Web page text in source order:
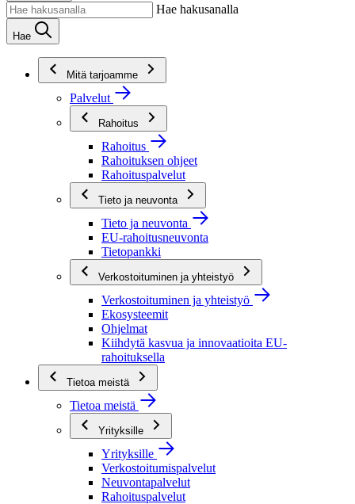
Hae hakusanalla
Hae
Mitä tarjoamme
Palvelut
Rahoitus
Rahoitus
Rahoituksen ohjeet
Rahoituspalvelut
Tieto ja neuvonta
Tieto ja neuvonta
EU-rahoitusneuvonta
Tietopankki
Verkostoituminen ja yhteistyö
Verkostoituminen ja yhteistyö
Ekosysteemit
Ohjelmat
Kiihdytä kasvua ja innovaatioita EU-
rahoituksella
Tietoa meistä
Tietoa meistä
Yrityksille
Yrityksille
Verkostoitumispalvelut
Neuvontapalvelut
Rahoituspalvelut